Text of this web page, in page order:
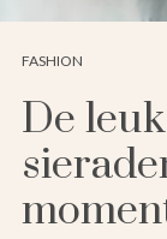
FASHION
De